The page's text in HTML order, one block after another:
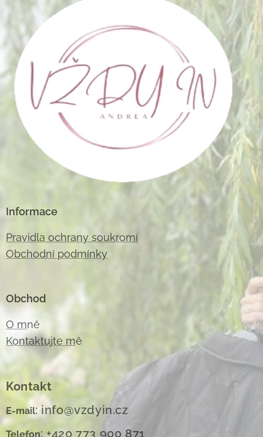
Informace
Pravidla ochrany soukromí
Obchodní podmínky
Obchod
O mně
Kontaktujte mě
Kontakt
E-mail: info@vzdyin.cz
Telefon: +420 773 900 871